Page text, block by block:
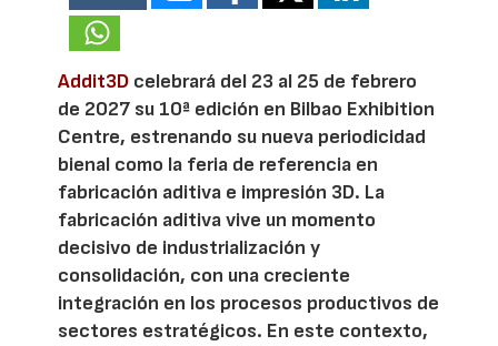
Addit3D celebrará del 23 al 25 de febrero
de 2027 su 10ª edición en Bilbao Exhibition
Centre, estrenando su nueva periodicidad
bienal como la feria de referencia en
fabricación aditiva e impresión 3D. La
fabricación aditiva vive un momento
decisivo de industrialización y
consolidación, con una creciente
integración en los procesos productivos de
sectores estratégicos. En este contexto,